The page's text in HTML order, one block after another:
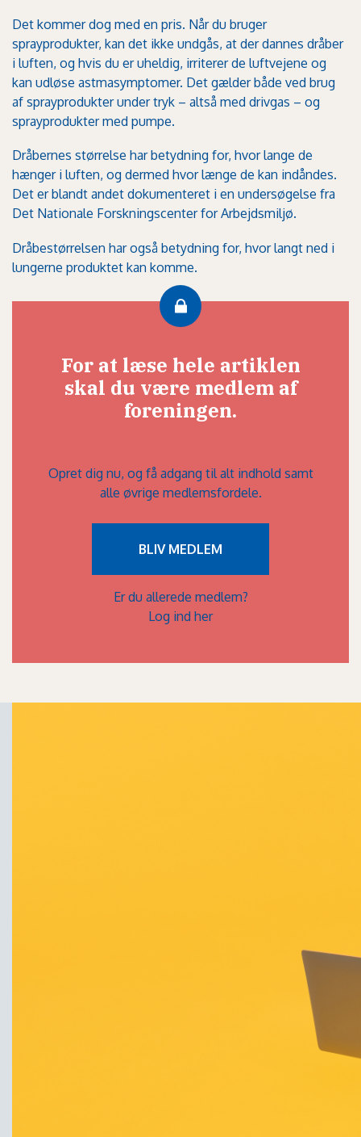
Det kommer dog med en pris. Når du bruger
sprayprodukter, kan det ikke undgås, at der dannes dråber
i luften, og hvis du er uheldig, irriterer de luftvejene og
kan udløse astmasymptomer. Det gælder både ved brug
af sprayprodukter under tryk – altså med drivgas – og
sprayprodukter med pumpe.
Dråbernes størrelse har betydning for, hvor lange de
hænger i luften, og dermed hvor længe de kan indåndes.
Det er blandt andet dokumenteret i en undersøgelse fra
Det Nationale Forskningscenter for Arbejdsmiljø.
Dråbestørrelsen har også betydning for, hvor langt ned i
lungerne produktet kan komme.
For at læse hele artiklen
skal du være medlem af
foreningen.
Opret dig nu, og få adgang til alt indhold samt
alle øvrige medlemsfordele.
BLIV MEDLEM
Er du allerede medlem?
Log ind her